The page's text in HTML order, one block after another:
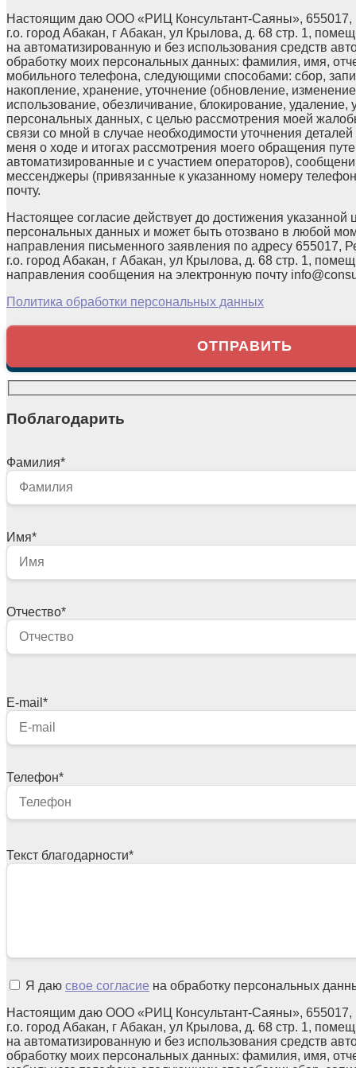
Настоящим даю ООО «РИЦ Консультант-Саяны», 655017,
г.о. город Абакан, г Абакан, ул Крылова, д. 68 стр. 1,
на автоматизированную и без использования средств
обработку моих персональных данных: фамилия, имя,
мобильного телефона, следующими способами: сбор,
накопление, хранение, уточнение (обновление,
использование, обезличивание, блокирование, удаление,
персональных данных, с целью рассмотрения моей
связи со мной в случае необходимости уточнения
меня о ходе и итогах рассмотрения моего обращения
автоматизированные и с участием операторов),
мессенджеры (привязанные к указанному номеру
почту.
Настоящее согласие действует до достижения указанной
персональных данных и может быть отозвано в любой
направления письменного заявления по адресу 655017,
г.о. город Абакан, г Абакан, ул Крылова, д. 68 стр. 1,
направления сообщения на электронную почту
Политика обработки персональных данных
Поблагодарить
Фамилия*
Имя*
Отчество*
E-mail *
Телефон*
Текст благодарности*
Я даю свое согласие на обработку персональных
Настоящим даю ООО «РИЦ Консультант-Саяны», 655017,
г.о. город Абакан, г Абакан, ул Крылова, д. 68 стр. 1,
на автоматизированную и без использования средств
обработку моих персональных данных: фамилия, имя,